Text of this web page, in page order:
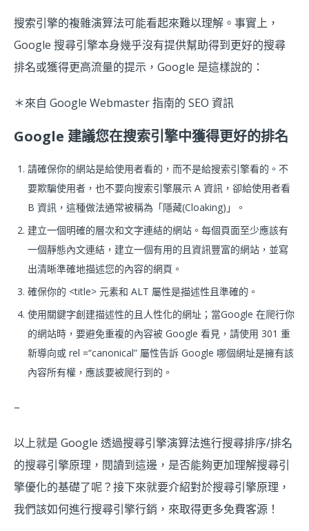
搜索引擎的複雜演算法可能看起來難以理解。事實上，
Google 搜尋引擎本身幾乎沒有提供幫助得到更好的搜尋
排名或獲得更高流量的提示，Google 是這樣說的：
＊來自 Google Webmaster 指南的 SEO 資訊
Google 建議您在搜索引擎中獲得更好的排名
請確保你的網站是給使用者看的，而不是給搜索引擎看的。不
要欺騙使用者，也不要向搜索引擎展示 A 資訊，卻給使用者看
B 資訊，這種做法通常被稱為「隱藏(Cloaking)」。
建立一個明確的層次和文字連結的網站。每個頁面至少應該有
一個靜態內文連結，建立一個有用的且資訊豐富的網站，並寫
出清晰準確地描述您的內容的網頁。
確保你的 <title> 元素和 ALT 屬性是描述性且準確的。
使用關鍵字創建描述性的且人性化的網址；當Google 在爬行你
的網站時，要避免重複的內容被 Google 看見，請使用 301 重
新導向或 rel =“canonical” 屬性告訴 Google 哪個網址是擁有該
內容所有權，應該要被爬行到的。
–
以上就是 Google 透過搜尋引擎演算法進行搜尋排序/排名
的搜尋引擎原理，閱讀到這邊，是否能夠更加理解搜尋引
擎優化的基礎了呢？接下來就要介紹對於搜尋引擎原理，
我們該如何進行搜尋引擎行銷，來取得更多免費客源！